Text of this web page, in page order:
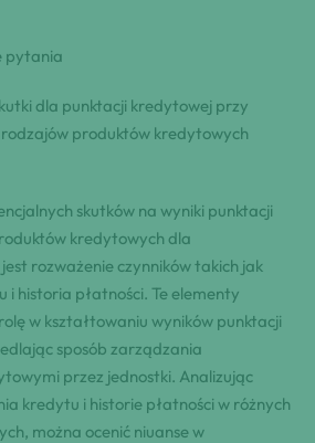
pytania
dla punktacji kredytowej przy
produktów kredytowych
skutków na wyniki punktacji
kredytowych dla
rozważenie czynników takich jak
historia płatności. Te elementy
w kształtowaniu wyników punktacji
sposób zarządzania
przez jednostki. Analizując
kredytu i historie płatności w różnych
można ocenić niuanse w